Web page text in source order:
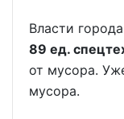
Власти
89 ед.
от мусора.
мусора.